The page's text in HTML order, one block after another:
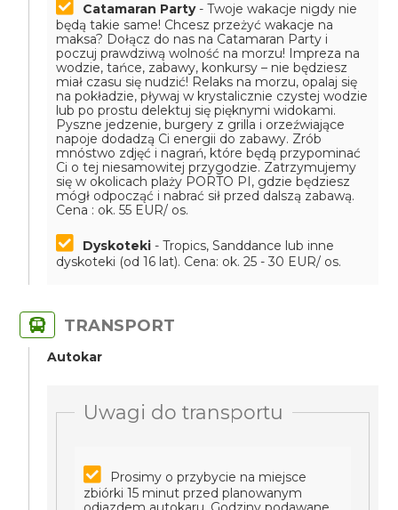
Catamaran Party- Twoje wakacje nigdy nie
będą takie same! Chcesz przeżyć wakacje na
maksa? Dołącz do nas na Catamaran Party i
poczuj prawdziwą wolność na morzu! Impreza na
wodzie, tańce, zabawy, konkursy – nie będziesz
miał czasu się nudzić! Relaks na morzu, opalaj się
na pokładzie, pływaj w krystalicznie czystej wodzie
lub po prostu delektuj się pięknymi widokami.
Pyszne jedzenie, burgery z grilla i orzeźwiające
napoje dodadzą Ci energii do zabawy. Zrób
mnóstwo zdjęć i nagrań, które będą przypominać
Ci o tej niesamowitej przygodzie. Zatrzymujemy
się w okolicach plaży PORTO PI, gdzie będziesz
mógł odpocząć i nabrać sił przed dalszą zabawą.
Cena : ok. 55 EUR/ os.
Dyskoteki - Tropics, Sanddance lub inne
dyskoteki (od 16 lat). Cena: ok. 25 - 30 EUR/ os.
TRANSPORT
Autokar
Uwagi do transportu
Prosimy o przybycie na miejsce
zbiórki 15 minut przed planowanym